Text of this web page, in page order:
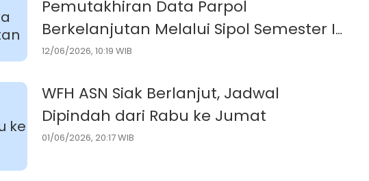
Pemutakhiran Data Parpol
Berkelanjutan Melalui Sipol Semester I
2026
12/06/2026, 10:19 WIB
WFH ASN Siak Berlanjut, Jadwal
Dipindah dari Rabu ke Jumat
01/06/2026, 20:17 WIB